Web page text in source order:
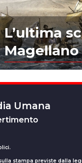
L’ultima
Magellano
Umana
stampa previste dalla